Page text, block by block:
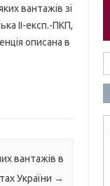
вантажів зі
II-експ.-ПКП,
описана в
вантажів в
України →